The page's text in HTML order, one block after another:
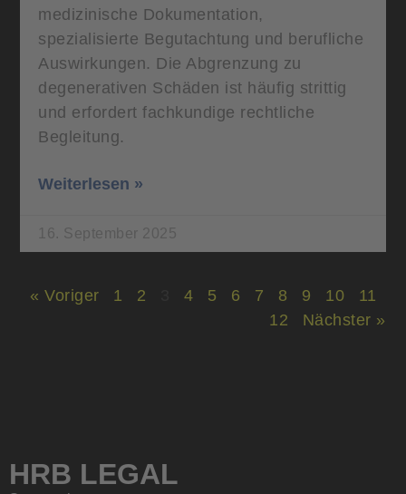
medizinische Dokumentation,
spezialisierte Begutachtung und berufliche
Auswirkungen. Die Abgrenzung zu
degenerativen Schäden ist häufig strittig
und erfordert fachkundige rechtliche
Begleitung.
Weiterlesen »
16. September 2025
« Voriger 1 2 4 5 6 7 8 9 10
11
12
Nächster »
HRB LEGAL